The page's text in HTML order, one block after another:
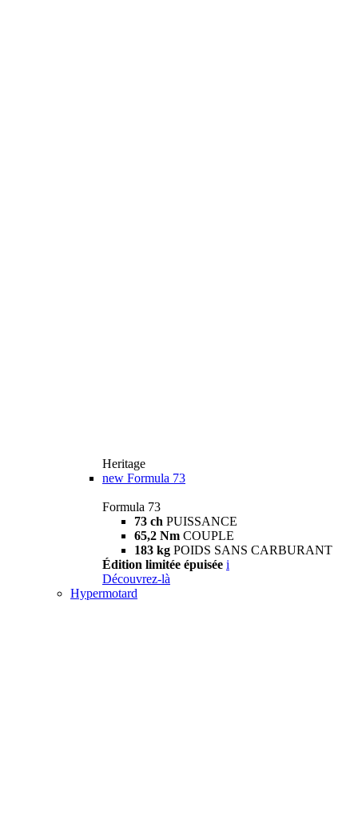
Heritage
new Formula 73
Formula 73
73 ch PUISSANCE
65,2 Nm COUPLE
183 kg POIDS SANS CARBURANT
Édition limitée épuisée i
Découvrez-là
Hypermotard